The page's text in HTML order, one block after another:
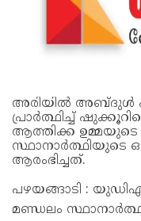
അരിയില്‍ അബ്ദുള്‍
പ്രാര്‍ത്ഥിച്ച്
ആത്തിക്ക
സ്ഥാനാര്‍ത്ഥിയുടെ
ആരംഭിച്ചത്.
പഴയങ്ങാടി :
മണ്ഡലം